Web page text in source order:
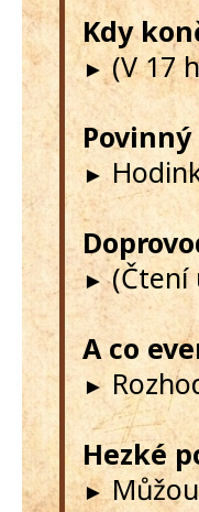
Kdy
► (V 17
►
►(Čtení
A co
►
Hezké
►